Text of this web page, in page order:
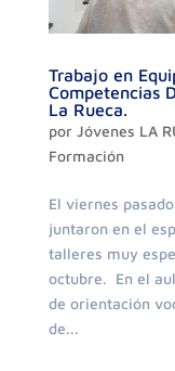
Trabajo en
Competencias
La Rueca.
por Jóvenes LA
Formación
El viernes
juntaron en el
talleres muy
octubre. En el
de orientación
de...